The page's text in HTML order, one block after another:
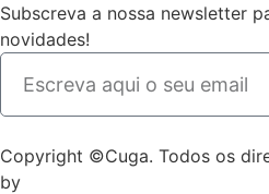
Subscreva a nossa newsletter
novidades!
Copyright ©Cuga. Todos os
by